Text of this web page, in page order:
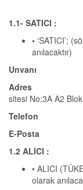
1.1- SATICI :
• ‘SATICI’;
anılacaktır)
sitesi No:3A A2
Telefon :
E-
1.2 ALICI :
• ALICI
olarak